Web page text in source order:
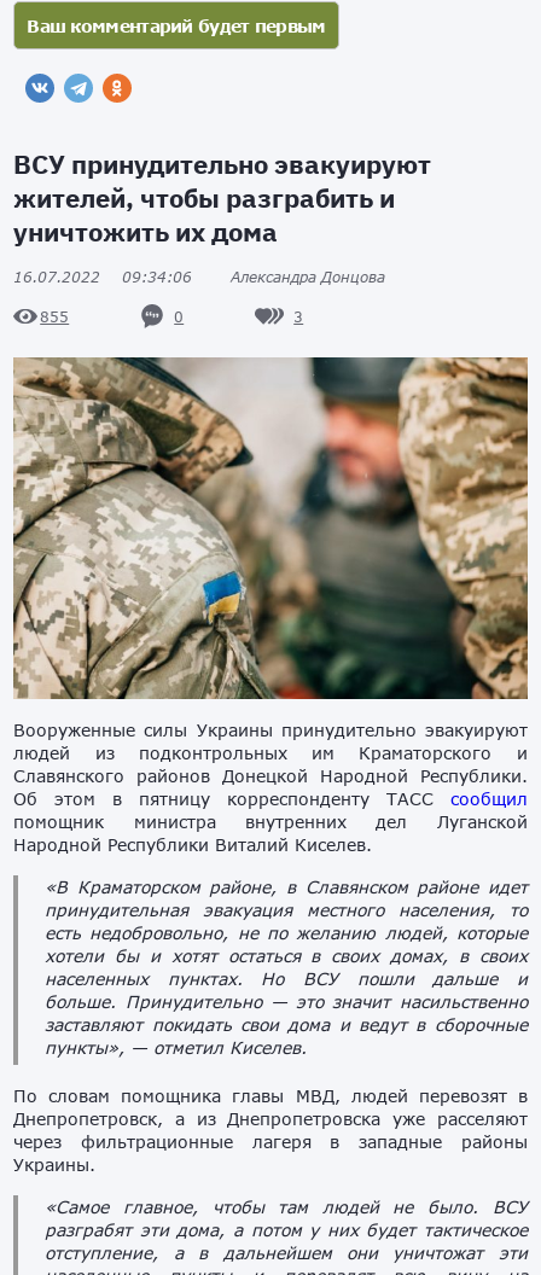
ВСУ принудительно эвакуируют
жителей, чтобы разграбить и
уничтожить их дома
16.07.2022 09:34:06 Александра Донцова
855 0 3
Вооруженные силы Украины принудительно эвакуируют
людей из подконтрольных им Краматорского и
Славянского районов Донецкой Народной Республики.
Об этом в пятницу корреспонденту ТАСС сообщил
помощник министра внутренних дел Луганской
Народной Республики Виталий Киселев.
«В Краматорском районе, в Славянском районе идет
принудительная эвакуация местного населения, то
есть недобровольно, не по желанию людей, которые
хотели бы и хотят остаться в своих домах, в своих
населенных пунктах. Но ВСУ пошли дальше и
больше. Принудительно — это значит насильственно
заставляют покидать свои дома и ведут в сборочные
пункты», — отметил Киселев.
По словам помощника главы МВД, людей перевозят в
Днепропетровск, а из Днепропетровска уже расселяют
через фильтрационные лагеря в западные районы
Украины.
«Самое главное, чтобы там людей не было. ВСУ
разграбят эти дома, а потом у них будет тактическое
отступление, а в дальнейшем они уничтожат эти